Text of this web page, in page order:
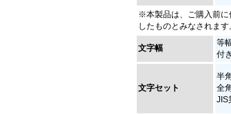
※本製品は、ご購入前に
したものとみなされます
文字幅
等
付
文字セット
半
全
JIS